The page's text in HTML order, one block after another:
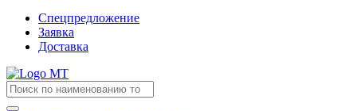
Спецпредложение
Заявка
Доставка